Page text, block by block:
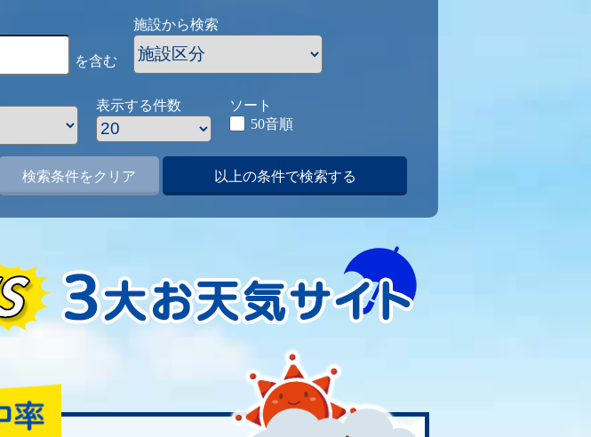
を含む
施設から検索
表示する件数
ソート
50音順
検索条件をクリア 以上の条件で検索する